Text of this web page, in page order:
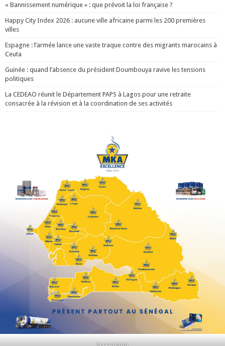
« Bannissement numérique » : que prévoit la loi française ?
Happy City Index 2026 : aucune ville africaine parmi les 200 premières
villes
Espagne : l’armée lance une vaste traque contre des migrants marocains à
Ceuta
Guinée : quand l’absence du président Doumbouya ravive les tensions
politiques
La CEDEAO réunit le Département PAPS à Lagos pour une retraite
consacrée à la révision et à la coordination de ses activités